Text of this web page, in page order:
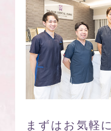
まずはお気軽に